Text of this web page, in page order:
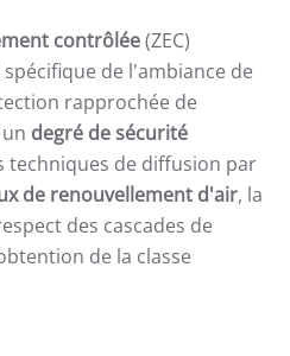
contrôlée(ZEC)
de l'ambiance de
rapprochée de
degré de sécurité
techniques de diffusion par
de renouvellement d'air, la
des cascades de
de la classe